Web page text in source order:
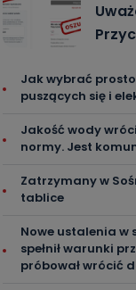
Jak wybrać
puszących się i
Jakość wody
normy. Jest
Zatrzymany w
tablice
Nowe ustalenia w
spełnił warunki
próbował wrócić